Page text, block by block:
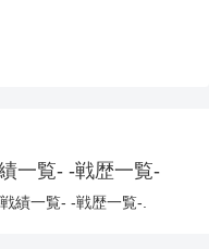
一覧- -戦歴一覧-
績一覧- -戦歴一覧-.